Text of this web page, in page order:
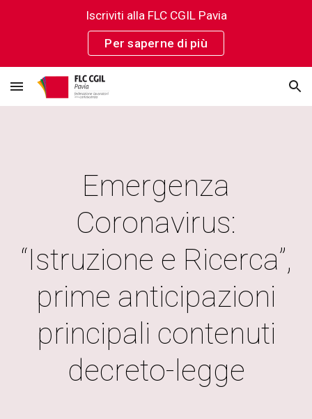
Iscriviti alla FLC CGIL Pavia
Per saperne di più
Emergenza
Coronavirus:
“Istruzione e Ricerca”,
prime anticipazioni
principali contenuti
decreto-legge